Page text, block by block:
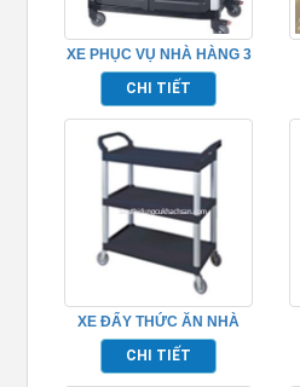
XE PHỤC VỤ NHÀ HÀNG 3
TẦNG CÓ CỬA
TP_680111B
CHI TIẾT
XE ĐẨY THỨC ĂN NHÀ
HÀNG TP680104
CHI TIẾT